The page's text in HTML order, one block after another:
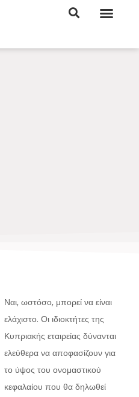
Ναι, ωστόσο, μπορεί να είναι
ελάχιστο. Οι ιδιοκτήτες της
Κυπριακής εταιρείας δύνανται
ελεύθερα να αποφασίζουν για
το ύψος του ονομαστικού
κεφαλαίου που θα δηλωθεί